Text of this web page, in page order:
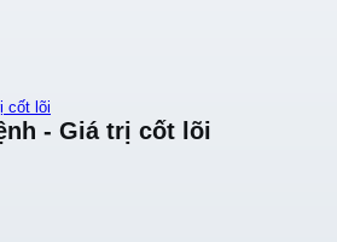
cốt lõi
- Giá trị cốt lõi